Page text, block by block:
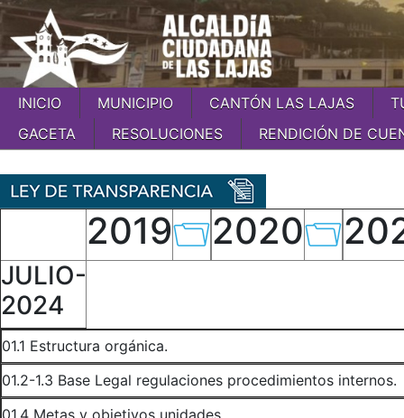
INICIO MUNICIPIO CANTÓN LAS LAJAS
GACETA
RESOLUCIONES RENDICIÓN DE
2019 2020
JULIO-
2024
01.1 Estructura orgánica.
01.2-1.3 Base Legal regulaciones procedimientos internos.
01.4 Metas y objetivos unidades.